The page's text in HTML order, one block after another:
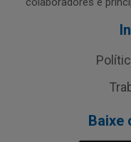
Baixe